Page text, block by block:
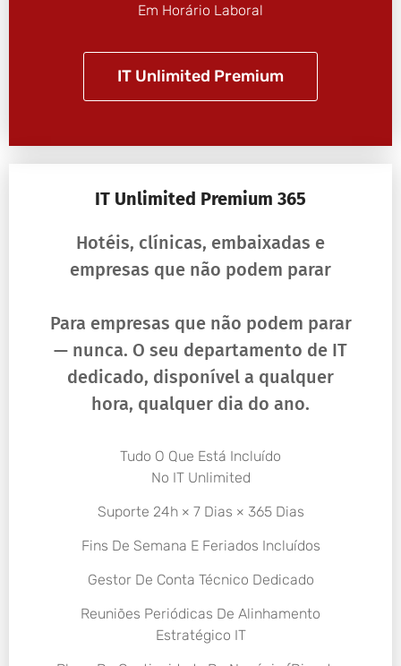
Em Horário Laboral
IT Unlimited Premium
IT Unlimited Premium 365
Hotéis, clínicas, embaixadas e
empresas que não podem parar
Para empresas que não podem parar
— nunca. O seu departamento de IT
dedicado, disponível a qualquer
hora, qualquer dia do ano.
Tudo O Que Está Incluído
No IT Unlimited
Suporte 24h × 7 Dias × 365 Dias
Fins De Semana E Feriados Incluídos
Gestor De Conta Técnico Dedicado
Reuniões Periódicas De Alinhamento
Estratégico IT